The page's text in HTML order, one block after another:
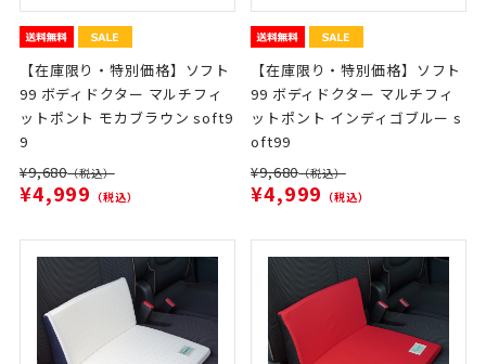
【在庫限り・特別価格】ソフト
99 ボディドクター マルチフィ
ットポント モカブラウン soft9
9
¥9,680（税込）
¥4,999 （税込）
【在庫限り・特別価格】ソフト
99 ボディドクター マルチフィ
ットポント インディゴブルー s
oft99
¥9,680（税込）
¥4,999 （税込）